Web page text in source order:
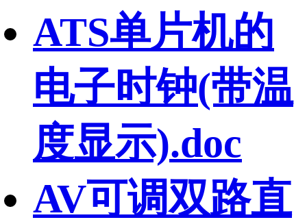
ATS单片机的
电子时钟(带温
度显示).doc
AV可调双路直